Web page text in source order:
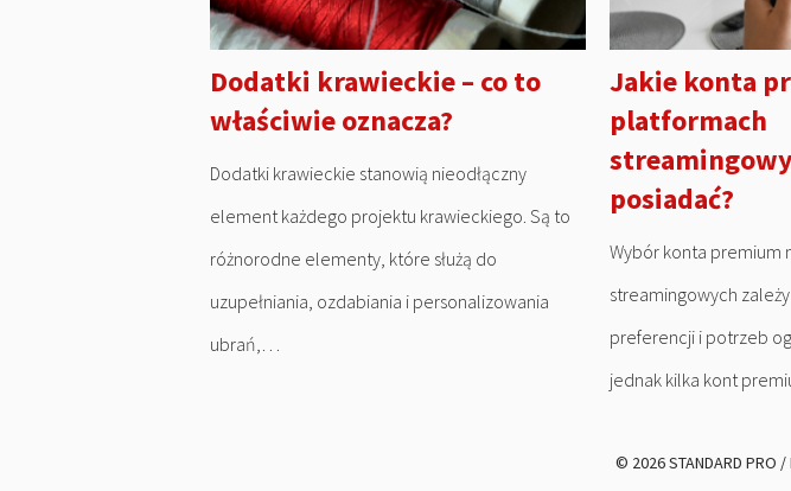
Dodatki krawieckie – co to
właściwie oznacza?
Dodatki krawieckie stanowią nieodłączny
element każdego projektu krawieckiego. Są to
różnorodne elementy, które służą do
uzupełniania, ozdabiania i personalizowania
ubrań,…
Jakie konta
platformach
posiadać?
Wybór konta premium
streamingowych
preferencji i potrzeb
jednak kilka kont
© 2026 STANDARD